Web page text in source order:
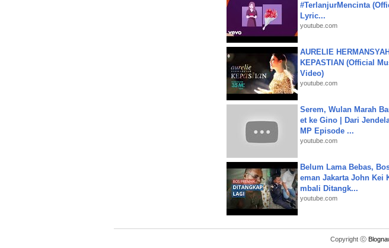
#TerlanjurMencinta
Lyric...
youtube.com
AURELIE
KEPASTIAN (Official
Video)
youtube.com
Serem, Wulan Marah
et ke Gino | Dari
MP Episode ...
youtube.com
Belum Lama Bebas,
eman Jakarta John Kei
mbali Ditangk...
youtube.com
Copyright ⓒ